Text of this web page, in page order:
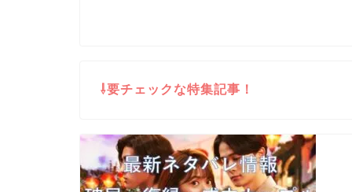
⇩要チェックな特集記事！